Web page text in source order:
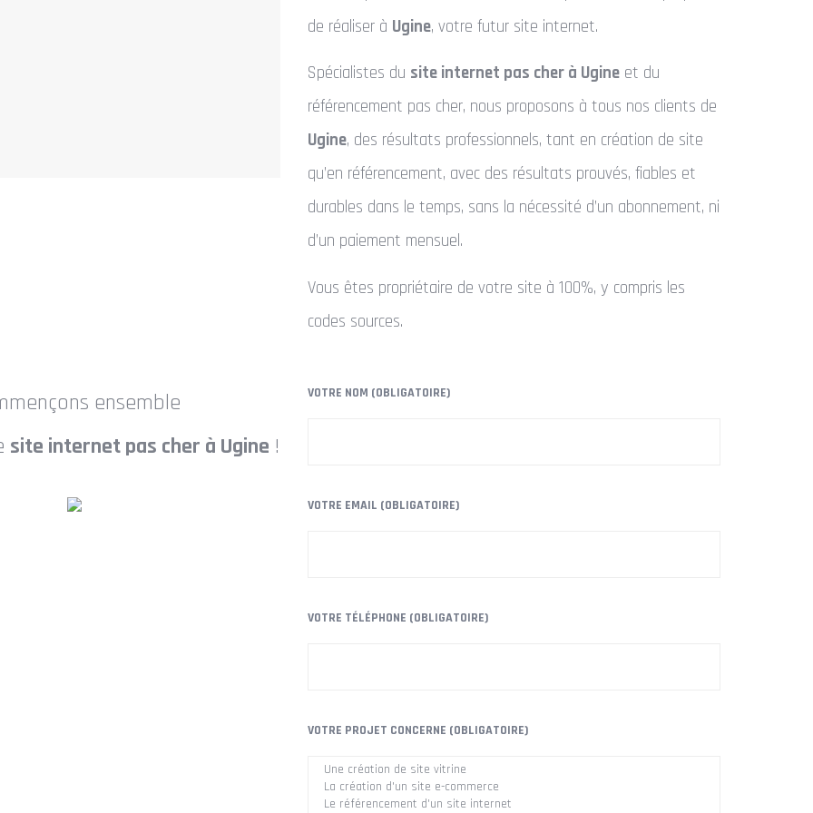
de réaliser à Ugine, votre futur site internet.
Spécialistes du site internet pas cher à Ugine et du
référencement pas cher, nous proposons à tous nos clients de
Ugine, des résultats professionnels, tant en création de site
qu’en référencement, avec des résultats prouvés, fiables et
durables dans le temps, sans la nécessité d’un abonnement, ni
d’un paiement mensuel.
Vous êtes propriétaire de votre site à 100%, y compris les
codes sources.
ensemble
site internet pas cher à Ugine !
VOTRE NOM (OBLIGATOIRE)
VOTRE EMAIL (OBLIGATOIRE)
VOTRE TÉLÉPHONE (OBLIGATOIRE)
VOTRE PROJET CONCERNE (OBLIGATOIRE)